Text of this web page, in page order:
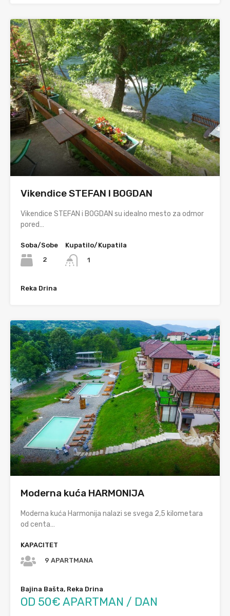
Vikendice STEFAN I BOGDAN
Vikendice STEFAN i BOGDAN su idealno mesto za odmor
pored…
Soba/Sobe
2
Kupatilo/Kupatila
1
Reka Drina
Moderna kuća HARMONIJA
Moderna kuća Harmonija nalazi se svega 2,5 kilometara
od centa…
KAPACITET
9 APARTMANA
Bajina Bašta, Reka Drina
OD 50€ APARTMAN / DAN